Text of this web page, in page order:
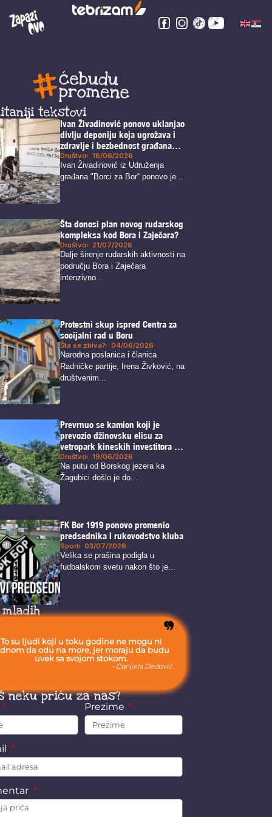
tekstovi
Ivan Živadinović ponovo uklanjao
divlju deponiju koja ugrožava i
zdravlje i bezbednost građana
Bora
Društvo 18/06/2026
Ivan Živadinović iz Udruženja
građana "Borci za Bor“ ponovo je...
Šta donosi plan novog rudarskog
kompleksa kod Bora i Zaječara?
Društvo 21/07/2026
Dalje širenje rudarskih aktivnosti na
području Bora i Zaječara
intenzivno...
Protestni skup ispred Centra za
socijalni rad u Boru
Šta se zbiva? 04/06/2026
Narodna poslanica i članica
Radničke partije, Irena Živković, na
društvenim...
Prevrnuo se kamion koji je
prevozio džinovsku elisu za
vetropark kineskih investitora na
Crnom vrhu kod Borskog jezera
Društvo 19/06/2026
Na putu od Borskog jezera ka
Žagubici došlo je do...
FK Bor 1919 ponovo promenio
predsednika i rukovodstvo kluba
Sport 03/07/2026
Velika se prašina podigla u
fudbalskom svetu nakon što je...
To su ljudi koji u toku godine ne mogu ni
da odu na more, jer moraju da budu
uvek sa svojom stokom.
- Danijela Dedović
neku priču za nas?
Prezime